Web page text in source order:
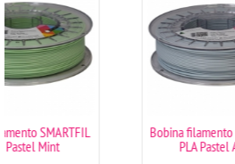
Bobina filamento SMARTFIL